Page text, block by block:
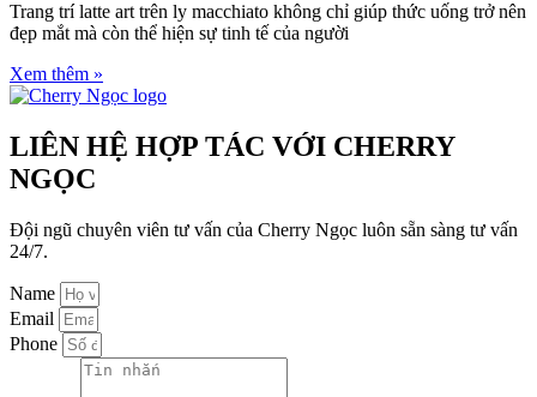
Trang trí latte art trên ly macchiato không chỉ giúp thức uống trở nên
đẹp mắt mà còn thể hiện sự tinh tế của người
Xem thêm »
LIÊN HỆ HỢP TÁC VỚI CHERRY
NGỌC
Đội ngũ chuyên viên tư vấn của Cherry Ngọc luôn sẵn sàng tư vấn
24/7.
Name
Email
Phone